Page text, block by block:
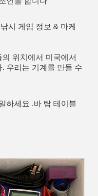
시 게임 정보 & 마케
위치에서 미국에서
우리는 기계를 만들 수
하세요 .바 탑 테이블